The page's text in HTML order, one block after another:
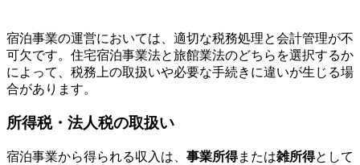
宿泊事業の運営においては、適切な税務処理と会計管理が不
可欠です。住宅宿泊事業法と旅館業法のどちらを選択するか
によって、税務上の取扱いや必要な手続きに違いが生じる場
合があります。
所得税・法人税の取扱い
宿泊事業から得られる収入は、 事業所得または雑所得として